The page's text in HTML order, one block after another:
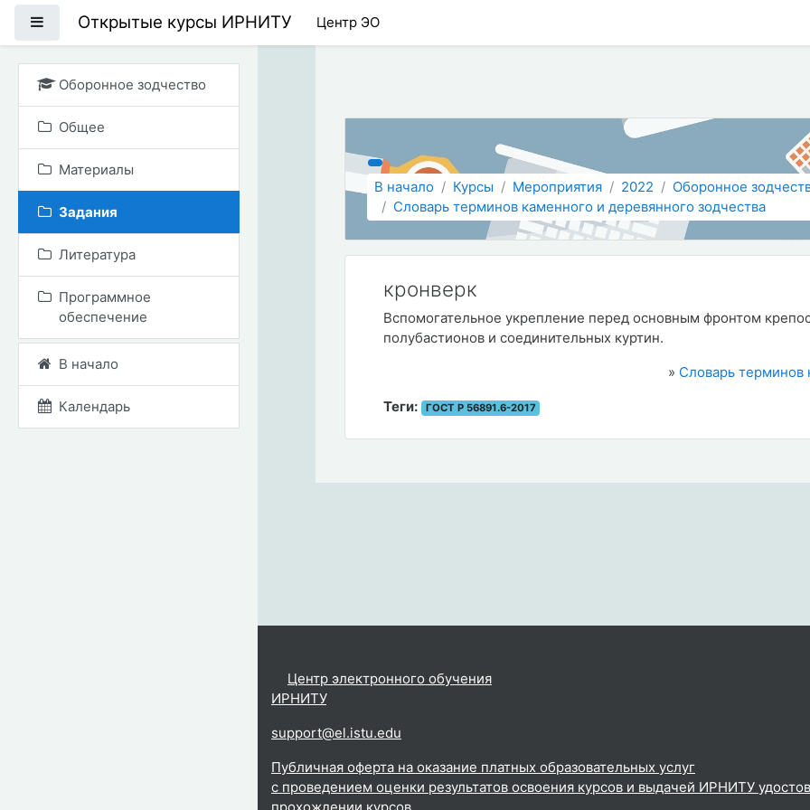
Боковая панель
Открытые курсы ИРНИТУ Центр ЭО
В начало Курсы Мероприятия 2022 Оборонное
Словарь терминов каменного и деревянного зодчества
кронверк
Вспомогательное укрепление перед основным фронтом
полубастионов и соединительных куртин.
» Словарь терминов
Теги:
ГОСТ Р 56891.6-2017
Оборонное зодчество
Общее
Материалы
Задания
Литература
Программное
обеспечение
В начало
Календарь
Центр электронного обучения
ИРНИТУ.
support@el.istu.edu
Публичная оферта на оказание платных образовательных услуг
с проведением оценки результатов освоения курсов и выдачей ИРНИТУ